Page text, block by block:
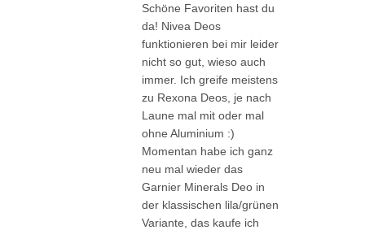
Schöne Favoriten hast du
da! Nivea Deos
funktionieren bei mir leider
nicht so gut, wieso auch
immer. Ich greife meistens
zu Rexona Deos, je nach
Laune mal mit oder mal
ohne Aluminium :)
Momentan habe ich ganz
neu mal wieder das
Garnier Minerals Deo in
der klassischen lila/grünen
Variante, das kaufe ich